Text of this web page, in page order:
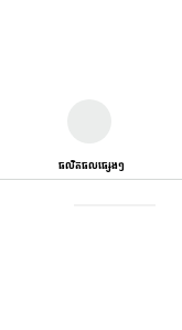
ផលិតផលផ្សេងៗ